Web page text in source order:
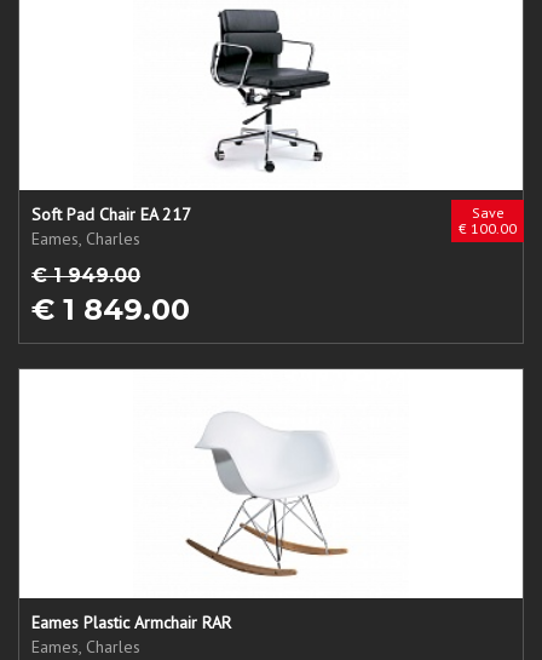
Save
€ 100.00
Soft Pad Chair EA 217
Eames, Charles
€ 1 949.00
€ 1 849.00
Eames Plastic Armchair RAR
Eames, Charles